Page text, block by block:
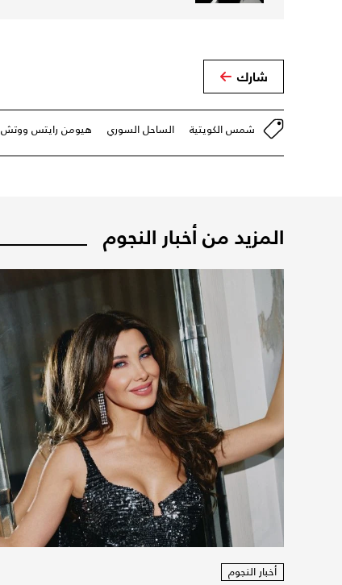
شارك
شمس الكويتية الساحل السوري هيومن رايتس ووتش
المزيد من أخبار النجوم
أخبار النجوم